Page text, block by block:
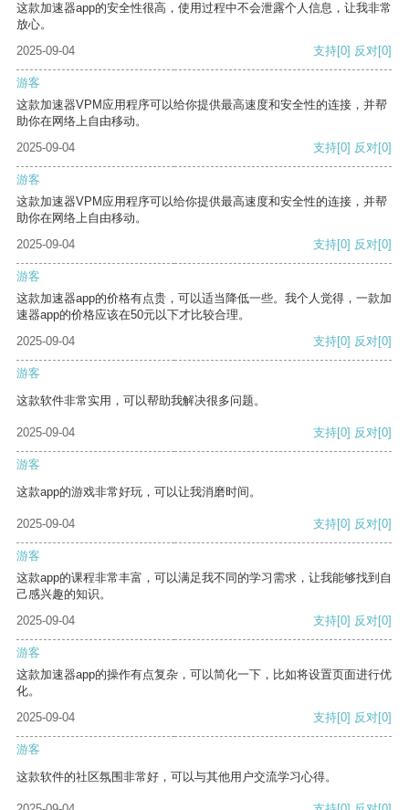
这款加速器app的安全性很高，使用过程中不会泄露个人信息，让我非常
放心。
2025-09-04
支持[0] 反对[0]
游客
这款加速器VPM应用程序可以给你提供最高速度和安全性的连接，并帮
助你在网络上自由移动。
2025-09-04
支持[0] 反对[0]
游客
这款加速器VPM应用程序可以给你提供最高速度和安全性的连接，并帮
助你在网络上自由移动。
2025-09-04
支持[0] 反对[0]
游客
这款加速器app的价格有点贵，可以适当降低一些。我个人觉得，一款加
速器app的价格应该在50元以下才比较合理。
2025-09-04
支持[0] 反对[0]
游客
这款软件非常实用，可以帮助我解决很多问题。
2025-09-04 支持[0] 反对[0]
游客
这款app的游戏非常好玩，可以让我消磨时间。
2025-09-04 支持[0] 反对[0]
游客
这款app的课程非常丰富，可以满足我不同的学习需求，让我能够找到自
己感兴趣的知识。
2025-09-04
支持[0] 反对[0]
游客
这款加速器app的操作有点复杂，可以简化一下，比如将设置页面进行优
化。
2025-09-04
支持[0] 反对[0]
游客
这款软件的社区氛围非常好，可以与其他用户交流学习心得。